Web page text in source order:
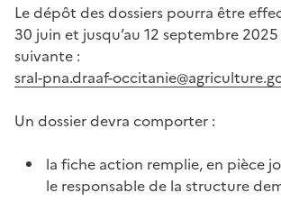
Le dépôt des dossiers pourra être
30 juin et jusqu’au 12 septembre 2025
suivante :
sral-pna.draaf-
Un dossier devra comporter :
la fiche action remplie, en pièce
le responsable de la structure